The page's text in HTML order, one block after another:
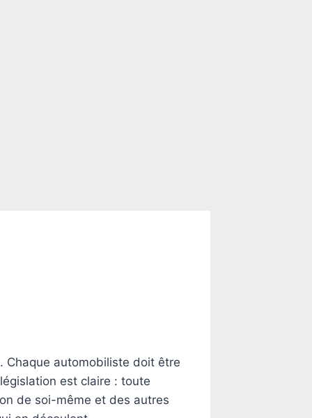
Chaque automobiliste doit être
est claire : toute
de soi-même et des autres